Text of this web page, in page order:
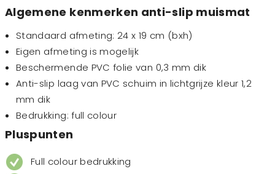
Algemene kenmerken anti-slip muismat
Standaard afmeting: 24 x 19 cm (bxh)
Eigen afmeting is mogelijk
Beschermende PVC folie van 0,3 mm dik
Anti-slip laag van PVC schuim in lichtgrijze kleur 1,2
mm dik
Bedrukking: full colour
Pluspunten
Full colour bedrukking